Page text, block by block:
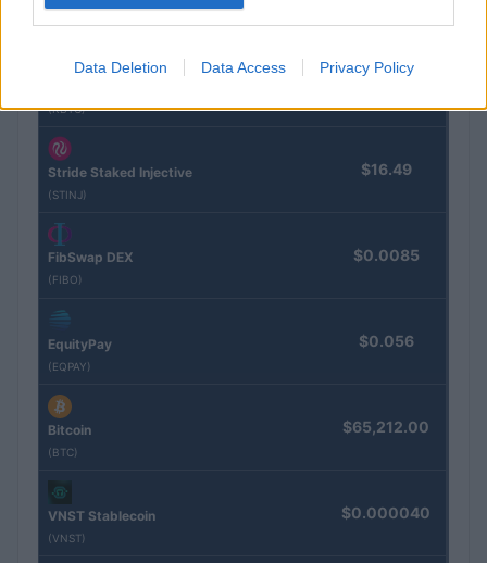
Data Deletion Data Access Privacy Policy
(KBTC)
Stride Staked Injective
(STINJ)
$16.49
FibSwap DEX
(FIBO)
$0.0085
EquityPay
(EQPAY)
$0.056
Bitcoin
(BTC)
$65,212.00
VNST Stablecoin
(VNST)
$0.000040